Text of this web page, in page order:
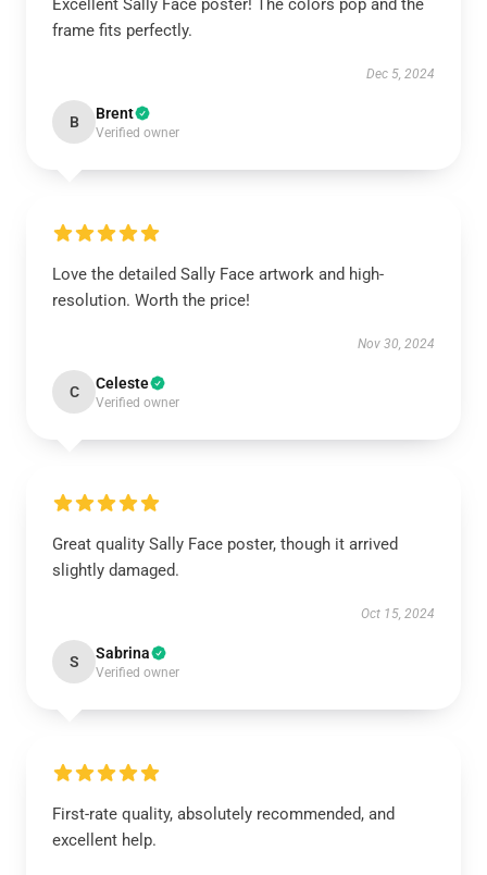
Excellent Sally Face poster! The colors pop and the
frame fits perfectly.
Dec 5, 2024
B Brent
Verified owner
Love the detailed Sally Face artwork and high-
resolution. Worth the price!
Nov 30, 2024
C Celeste
Verified owner
Great quality Sally Face poster, though it arrived
slightly damaged.
Oct 15, 2024
S Sabrina
Verified owner
First-rate quality, absolutely recommended, and
excellent help.